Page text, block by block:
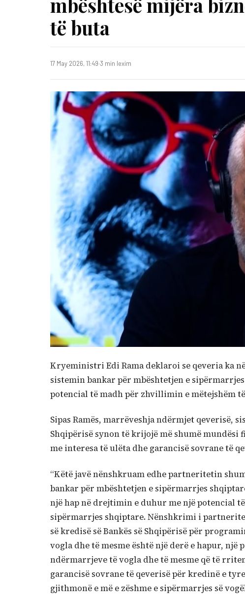
të buta
17 May 2026, 11:49·3 min lexim
Kryeministri Edi Rama deklaroi se qeveria ka
sistemin bankar për mbështetjen e
potencial të madh për zhvillimin e mëtejshëm
Sipas Ramës, marrëveshja ndërmjet qeverisë,
Shqipërisë synon të krijojë më shumë
me interesa të ulëta dhe garancisë sovrane të
“Këtë javë nënshkruam edhe partneritetin
bankar për mbështetjen e sipërmarrjes
një hap në drejtimin e duhur me një potencial
sipërmarrjes shqiptare. Nënshkrimi i
së kredisë së Bankës së Shqipërisë për
vogla dhe të mesme është një derë e hapur,
ndërmarrjeve të vogla dhe të mesme që të
garancisë sovrane të qeverisë për kredinë e
gjithmonë e më e zëshme e sipërmarrjes së